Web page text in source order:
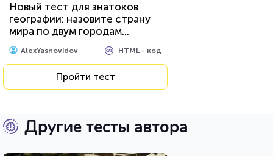
Новый тест для знатоков
географии: назовите страну
мира по двум городам...
AlexYasnovidov HTML - код
Пройти тест
Другие тесты автора